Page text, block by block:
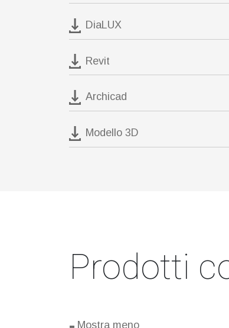
DiaLUX
Revit
Archicad
Modello 3D
Prodotti
Mostra meno